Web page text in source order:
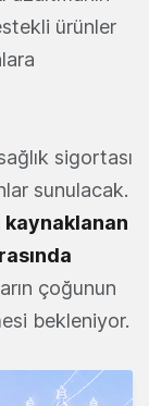
ürünler
sigortası
sunulacak.
kaynaklanan
çoğunun
bekleniyor.